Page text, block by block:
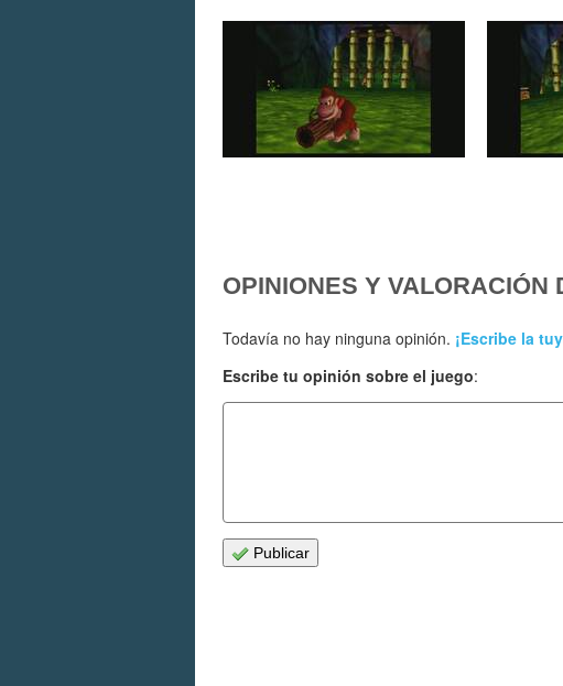
OPINIONES Y VALORACIÓN
Todavía no hay ninguna opinión. ¡Escribe la
Escribe tu opinión sobre el juego:
Publicar